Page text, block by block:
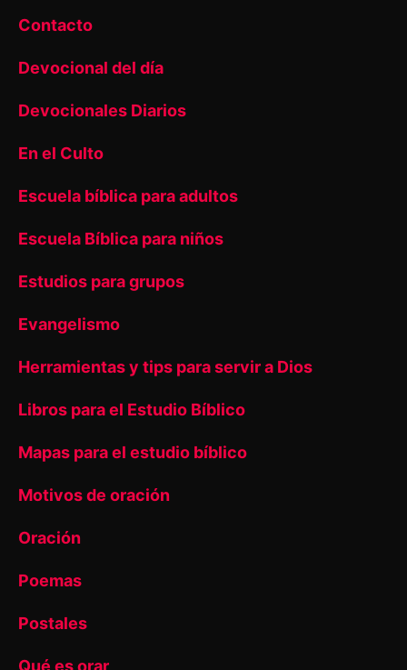
Contacto
Devocional del día
Devocionales Diarios
En el Culto
Escuela bíblica para adultos
Escuela Bíblica para niños
Estudios para grupos
Evangelismo
Herramientas y tips para servir a Dios
Libros para el Estudio Bíblico
Mapas para el estudio bíblico
Motivos de oración
Oración
Poemas
Postales
Qué es orar